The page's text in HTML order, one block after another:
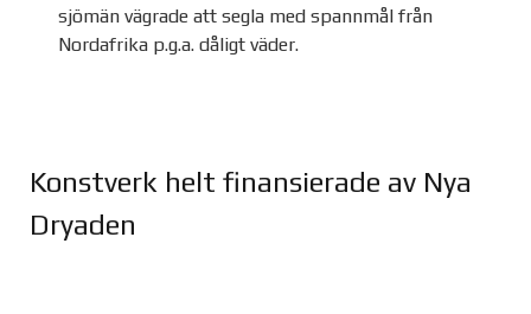
sjömän vägrade att segla med spannmål från
Nordafrika p.g.a. dåligt väder.
Konstverk helt finansierade av Nya
Dryaden